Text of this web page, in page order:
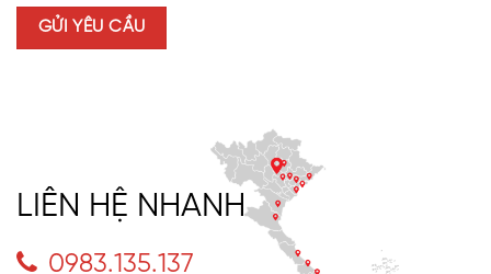
LIÊN HỆ NHANH
0983.135.137